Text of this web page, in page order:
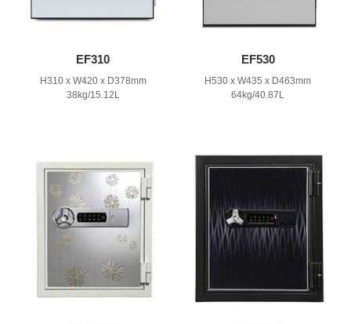
EF310
H310 x W420 x D378mm
38kg/15.12L
EF530
H530 x W435 x D463mm
64kg/40.87L